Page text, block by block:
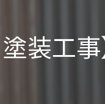
塗装工